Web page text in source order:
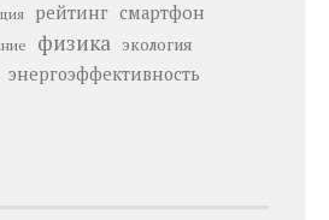
рейтинг смартфон
физика экология
энергоэффективность